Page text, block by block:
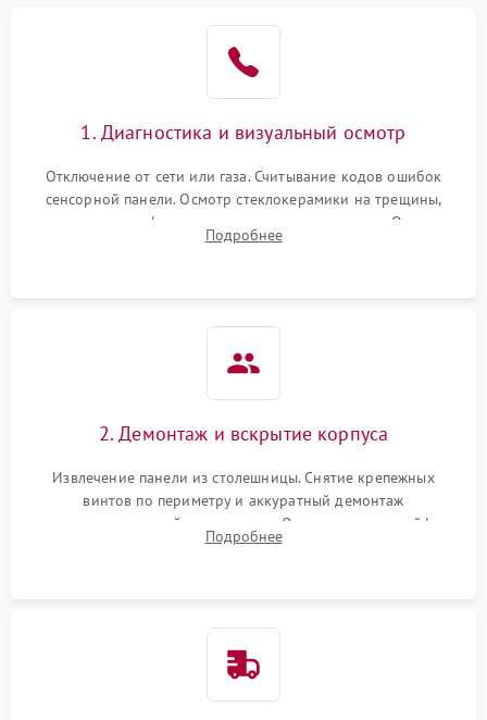
1. Диагностика и визуальный осмотр
Отключение от сети или газа. Считывание кодов ошибок
сенсорной панели. Осмотр стеклокерамики на трещины,
проверка конфорок на равномерность нагрева. Опрос
клиента о симптомах (не включается, не видит посуду,
Подробнее
2. Демонтаж и вскрытие корпуса
Извлечение панели из столешницы. Снятие крепежных
винтов по периметру и аккуратный демонтаж
стеклокерамической поверхности. Отсоединение шлейфов
сенсорного блока для доступа к силовым платам, катушкам
Подробнее